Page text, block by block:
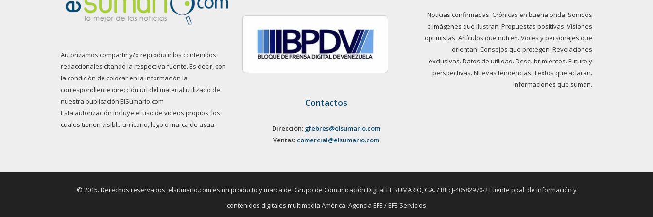
Autorizamos compartir y/o reproducir los contenidos
redaccionales citando la respectiva fuente. Es decir, con
la condición de colocar en la información la
correspondiente dirección url del material utilizado de
nuestra publicación ElSumario.com
Esta autorización incluye el uso de videos propios, los
cuales tienen visible un ícono, logo o marca de agua.
Contactos
Dirección: gfebres@elsumario.com
Ventas: comercial@elsumario.com
Noticias confirmadas. Crónicas en buena onda. Sonidos
e imágenes que ilustran. Propuestas positivas. Visiones
optimistas. Artículos que nutren. Voces y personajes que
orientan. Consejos que protegen. Revelaciones
exclusivas. Datos de utilidad. Descubrimientos. Futuro y
perspectivas. Nuevas tendencias. Textos que aclaran.
Informaciones que suman.
© 2015. Derechos reservados, elsumario.com es un producto y marca del Grupo de Comunicación Digital EL SUMARIO, C.A. / RIF: J-40582970-2 Fuente ppal. de información y
contenidos digitales multimedia América: Agencia EFE / EFE Servicios